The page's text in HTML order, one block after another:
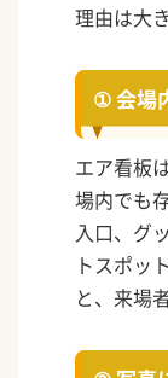
理由は大
① 会場
エア看板
場内でも
入口、グ
トスポッ
と、来場